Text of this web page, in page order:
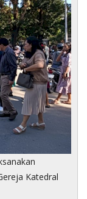
Katedral